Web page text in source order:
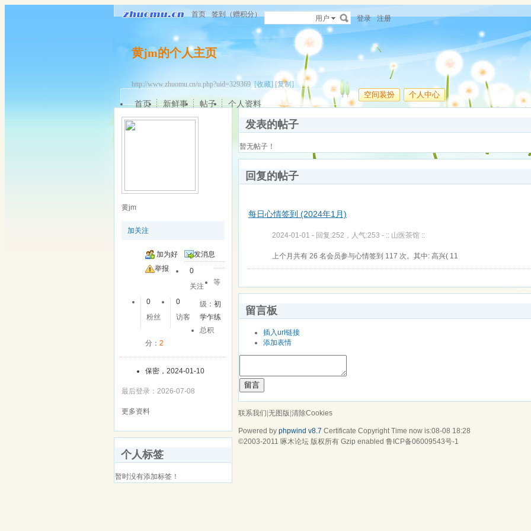
首页 签到（赠积分） 用户 登录 注册
黄jm的个人主页
http://www.zhuomu.cn/u.php?uid=329369[收藏] [复制]
空间装扮 个人中心
首页 新鲜事 帖子 个人资料
黄jm
加关注
加为好
友
发消息
举报
0
关注
0
粉丝
0
访客
等
级：初
学乍练
总积
分： 2
保密，2024-01-10
最后登录：2026-07-08
更多资料
个人标签
暂时没有添加标签！
发表的帖子
暂无帖子！
回复的帖子
每日心情签到 (2024年1月)
2024-01-01 - 回复:252，人气:253 - :: 山医茶馆 ::
上个月共有 26 名会员参与心情签到 117 次。其中: 高兴( 11
留言板
插入url链接
添加表情
留言
联系我们|无图版|清除Cookies
Powered by phpwind v8.7 Certificate Copyright Time now is:08-08 18:28
©2003-2011 啄木论坛 版权所有 Gzip enabled 鲁ICP备06009543号-1